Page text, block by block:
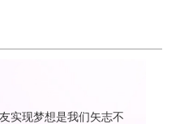
实现梦想是我们矢志不